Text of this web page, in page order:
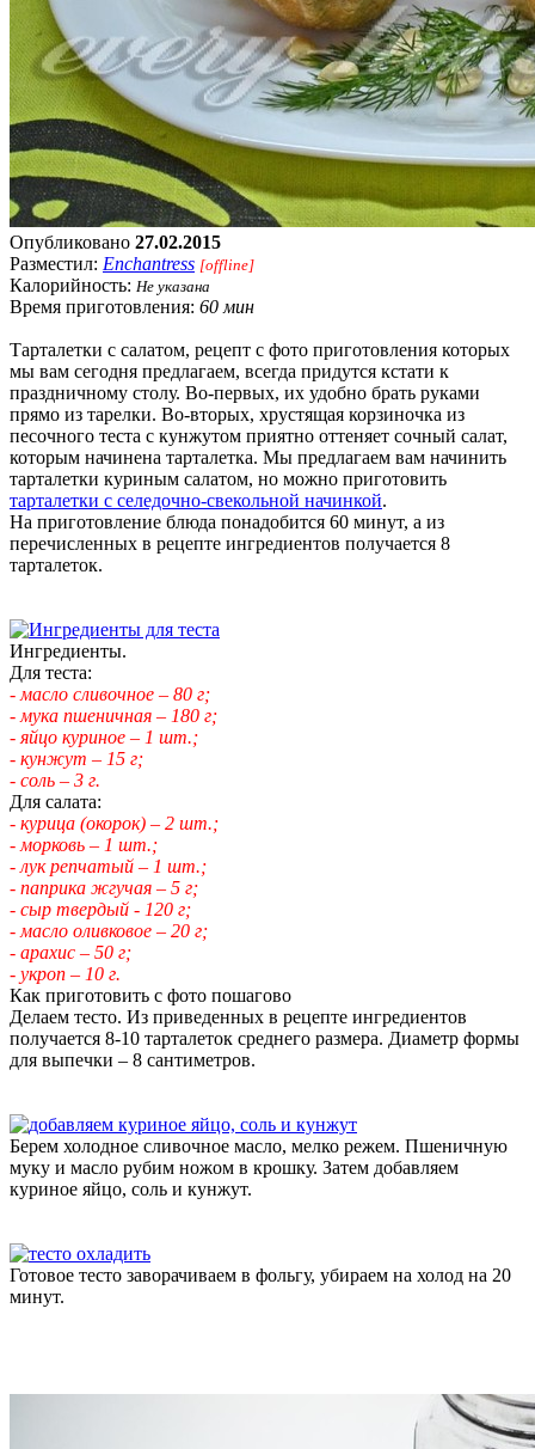
Опубликовано 27.02.2015
Разместил: Enchantress [offline]
Калорийность: Не указана
Время приготовления: 60 мин
Тарталетки с салатом, рецепт с фото приготовления которых
мы вам сегодня предлагаем, всегда придутся кстати к
праздничному столу. Во-первых, их удобно брать руками
прямо из тарелки. Во-вторых, хрустящая корзиночка из
песочного теста с кунжутом приятно оттеняет сочный салат,
которым начинена тарталетка. Мы предлагаем вам начинить
тарталетки куриным салатом, но можно приготовить
тарталетки с селедочно-свекольной начинкой.
На приготовление блюда понадобится 60 минут, а из
перечисленных в рецепте ингредиентов получается 8
тарталеток.
Ингредиенты.
Для теста:
- масло сливочное – 80 г;
- мука пшеничная – 180 г;
- яйцо куриное – 1 шт.;
- кунжут – 15 г;
- соль – 3 г.
Для салата:
- курица (окорок) – 2 шт.;
- морковь – 1 шт.;
- лук репчатый – 1 шт.;
- паприка жгучая – 5 г;
- сыр твердый - 120 г;
- масло оливковое – 20 г;
- арахис – 50 г;
- укроп – 10 г.
Как приготовить с фото пошагово
Делаем тесто. Из приведенных в рецепте ингредиентов
получается 8-10 тарталеток среднего размера. Диаметр формы
для выпечки – 8 сантиметров.
Берем холодное сливочное масло, мелко режем. Пшеничную
муку и масло рубим ножом в крошку. Затем добавляем
куриное яйцо, соль и кунжут.
Готовое тесто заворачиваем в фольгу, убираем на холод на 20
минут.